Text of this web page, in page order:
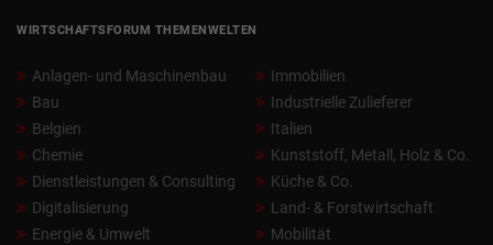
WIRTSCHAFTSFORUM THEMENWELTEN
Anlagen- und Maschinenbau
Bau
Belgien
Chemie
Dienstleistungen & Consulting
Digitalisierung
Energie & Umwelt
Immobilien
Industrielle Zulieferer
Italien
Kunststoff, Metall, Holz & Co.
Küche & Co.
Land- & Forstwirtschaft
Mobilität